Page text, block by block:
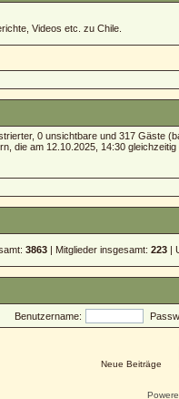
Videos etc. zu Chile.
0 unsichtbare und 317 Gäste
die am 12.10.2025, 14:30 gleichzeitig
3863| Mitglieder insgesamt: 223|
Benutzername:
Neue Beiträge